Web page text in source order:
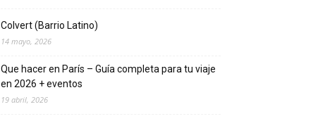
Colvert (Barrio Latino)
14 mayo, 2026
Que hacer en Parí­s – Guí­a completa para tu viaje
en 2026 + eventos
19 abril, 2026